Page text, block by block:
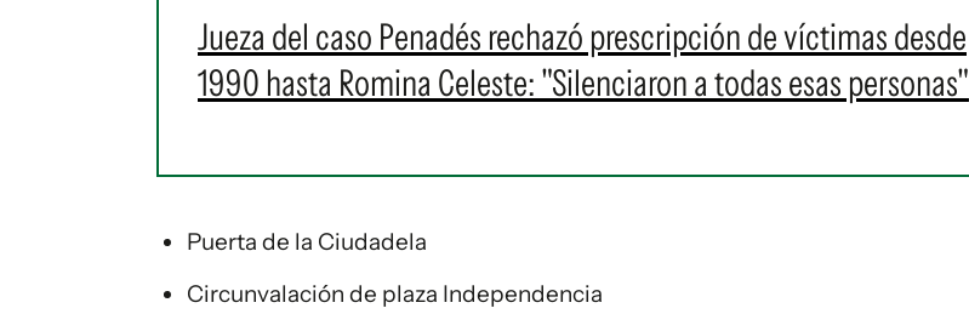
Jueza del caso Penadés rechazó prescripción de víctimas desde
1990 hasta Romina Celeste: "Silenciaron a todas esas personas"
Puerta de la Ciudadela
Circunvalación de plaza Independencia